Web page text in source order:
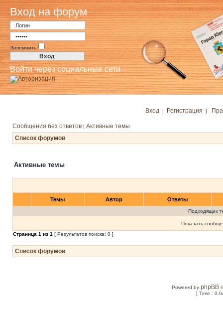
Вход на форум
Запомнить
Войти через социальные сети
Вход | Регистрация |
Сообщения без ответов | Активные темы
Список форумов
Активные темы
Темы Автор Ответы
Подходящих
Показать
Страница 1 из 1 [ Результатов поиска: 0 ]
Список форумов
Powered byphpBB
[ Time :